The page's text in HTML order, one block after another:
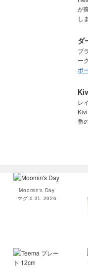
が
し
ダ
ブ
ー
ボ
レ
番
Moomin's Day
マグ 0.3L 2026